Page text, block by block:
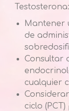
Testosterona:
Mantener
de
Consultar
cualquier
ciclo